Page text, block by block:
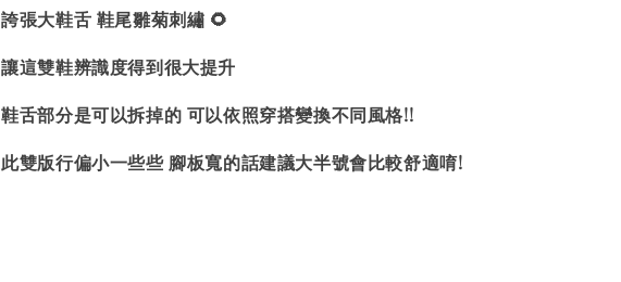
誇張大鞋舌 鞋尾雛菊刺繡 🌻
讓這雙鞋辨識度得到很大提升
鞋舌部分是可以拆掉的 可以依照穿搭變換不同風格!!
此雙版行偏小一些些 腳板寬的話建議大半號會比較舒適唷!